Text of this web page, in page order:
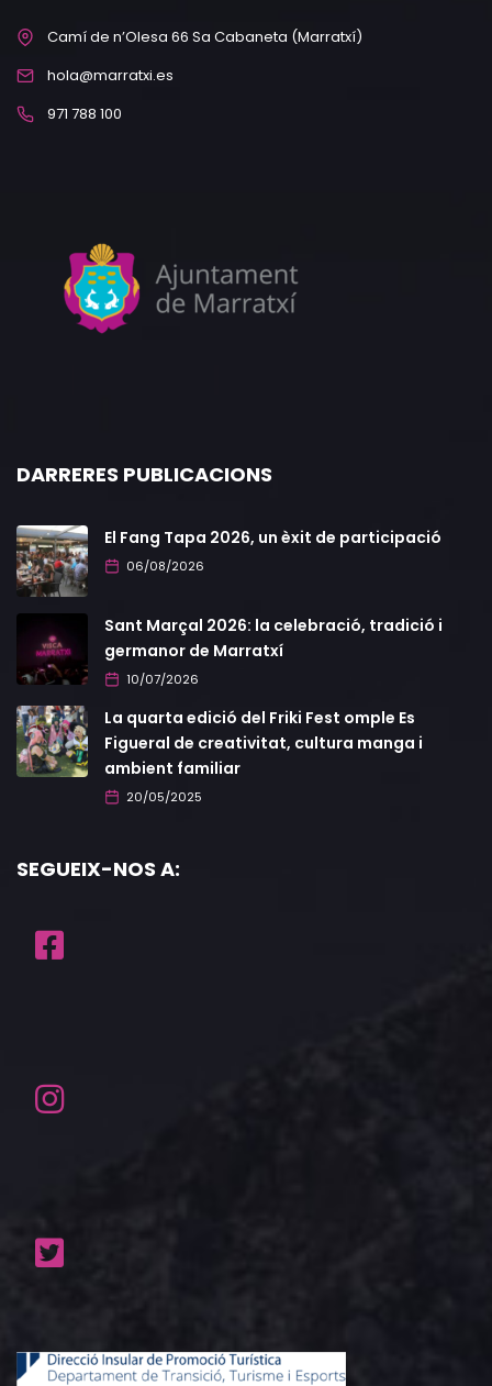
Camí de n’Olesa 66 Sa Cabaneta (Marratxí)
hola@marratxi.es
971 788 100
DARRERES PUBLICACIONS
El Fang Tapa 2026, un èxit de participació
06/08/2026
Sant Marçal 2026: la celebració, tradició i
germanor de Marratxí
10/07/2026
La quarta edició del Friki Fest omple Es
Figueral de creativitat, cultura manga i
ambient familiar
20/05/2025
SEGUEIX-NOS A: